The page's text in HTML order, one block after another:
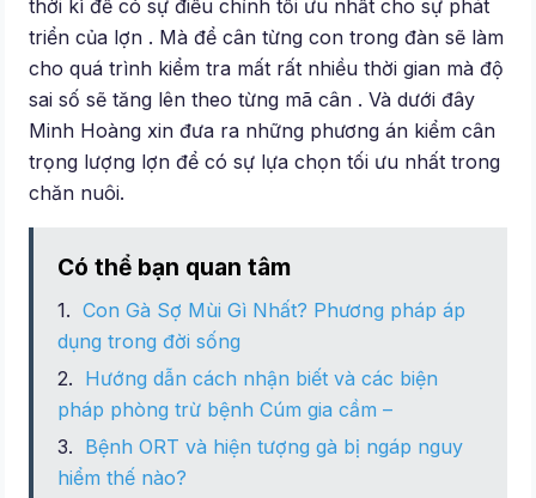
thời kì để có sự điều chỉnh tối ưu nhất cho sự phát
triển của lợn . Mà để cân từng con trong đàn sẽ làm
cho quá trình kiểm tra mất rất nhiều thời gian mà độ
sai số sẽ tăng lên theo từng mã cân . Và dưới đây
Minh Hoàng xin đưa ra những phương án kiểm cân
trọng lượng lợn để có sự lựa chọn tối ưu nhất trong
chăn nuôi.
Có thể bạn quan tâm
Con Gà Sợ Mùi Gì Nhất? Phương pháp áp
dụng trong đời sống
Hướng dẫn cách nhận biết và các biện
pháp phòng trừ bệnh Cúm gia cầm –
Bệnh ORT và hiện tượng gà bị ngáp nguy
hiểm thế nào?